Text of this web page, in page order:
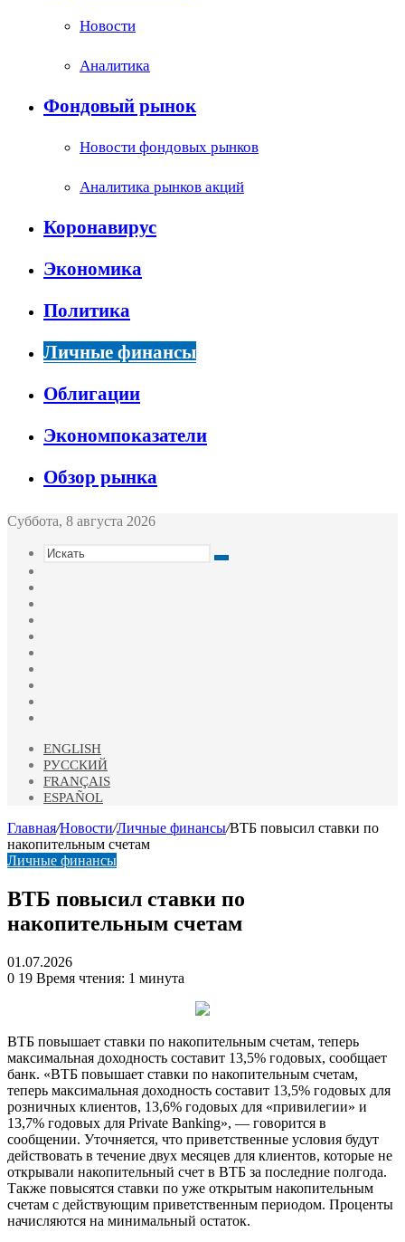
Новости
Аналитика
Фондовый рынок
Новости фондовых рынков
Аналитика рынков акций
Коронавирус
Экономика
Политика
Личные финансы
Облигации
Экономпоказатели
Обзор рынка
Суббота, 8 августа 2026
Искать
ENGLISH
РУССКИЙ
FRANÇAIS
ESPAÑOL
Главная/Новости/Личные финансы/ВТБ повысил ставки по
накопительным счетам
Личные финансы
ВТБ повысил ставки по
накопительным счетам
01.07.2026
0 19 Время чтения: 1 минута
ВТБ повышает ставки по накопительным счетам, теперь
максимальная доходность составит 13,5% годовых, сообщает
банк. «ВТБ повышает ставки по накопительным счетам,
теперь максимальная доходность составит 13,5% годовых для
розничных клиентов, 13,6% годовых для «привилегии» и
13,7% годовых для Private Banking», — говорится в
сообщении. Уточняется, что приветственные условия будут
действовать в течение двух месяцев для клиентов, которые не
открывали накопительный счет в ВТБ за последние полгода.
Также повысятся ставки по уже открытым накопительным
счетам с действующим приветственным периодом. Проценты
начисляются на минимальный остаток.